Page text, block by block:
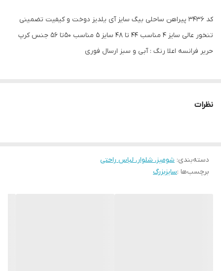
کد 3436 پیراهن ساحلی بیگ سایز آی یلدیز دوخت و کیفیت تضمینی
تنخور عالی سایز 4 مناسب 44 تا 48 سایز 5 مناسب 50تا 56 جنس کرپ
حریر فرانسه اعلا رنگ : آبی و سبز ارسال فوری
نظرات
دسته‌بندی: شومیز، شلوار، لباس راحتی
برچسب‌ها :سایزبزرگ